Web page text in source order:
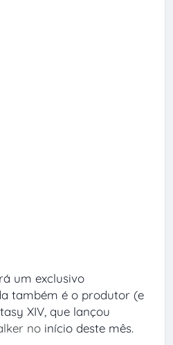
um exclusivo
também é o produtor (e
XIV, que lançou
noinício deste mês.